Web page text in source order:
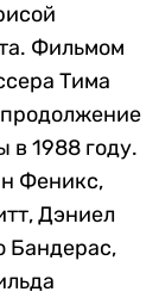
Фильмом
Тима
в 1988 году.
Феникс,
Дэниел
Бандерас,